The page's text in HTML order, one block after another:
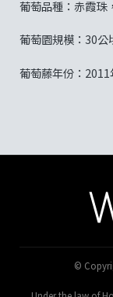
葡萄品種：赤霞珠
葡萄園規模：30公
葡萄藤年份：
©